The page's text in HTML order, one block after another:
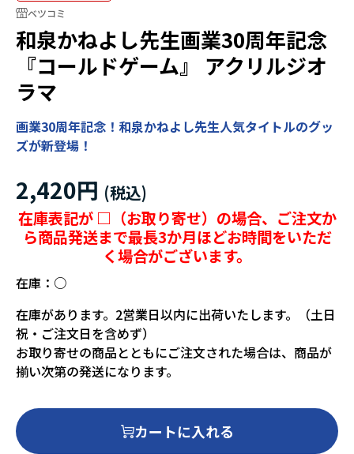
ベツコミ
和泉かねよし先生画業30周年記念
『コールドゲーム』 アクリルジオ
ラマ
画業30周年記念！和泉かねよし先生人気タイトルのグッ
ズが新登場！
2,420円
在庫表記が □（お取り寄せ）の場合、ご注文か
ら商品発送まで最長3か月ほどお時間をいただ
く場合がございます。
在庫： ○
在庫があります。2営業日以内に出荷いたします。（土日
祝・ご注文日を含めず）
お取り寄せの商品とともにご注文された場合は、商品が
揃い次第の発送になります。
カートに入れる